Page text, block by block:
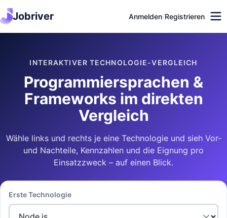
Jobriver Anmelden/Registrieren
INTERAKTIVER TECHNOLOGIE-VERGLEICH
Programmiersprachen &
Frameworks im direkten
Vergleich
Wähle links und rechts je eine Technologie und sieh Vor-
und Nachteile, Kennzahlen und die Eignung pro
Einsatzzweck – auf einen Blick.
Erste Technologie